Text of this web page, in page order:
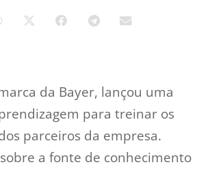
da Bayer, lançou uma
para treinar os
parceiros da empresa.
a fonte de conhecimento